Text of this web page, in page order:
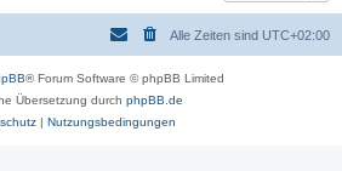
Alle Zeiten sind UTC+02:00
® Forum Software © phpBB Limited
Übersetzung durch phpBB.de
| Nutzungsbedingungen